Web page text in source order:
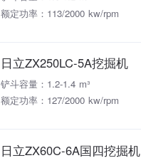
额定功率：113/2000 kw/rpm
日立ZX250LC-5A挖掘机
铲斗容量：1.2-1.4 m³
额定功率：127/2000 kw/rpm
日立ZX60C-6A国四挖掘机